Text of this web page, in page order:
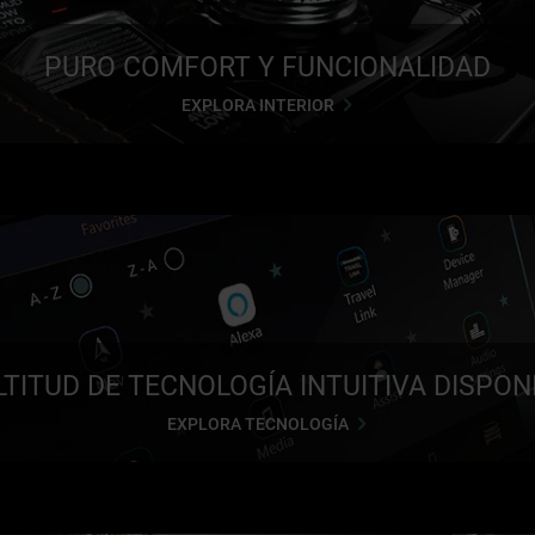
PURO COMFORT Y FUNCIONALIDAD
EXPLORA INTERIOR
DE TECNOLOGÍA INTUITIVA
EXPLORA TECNOLOGÍA